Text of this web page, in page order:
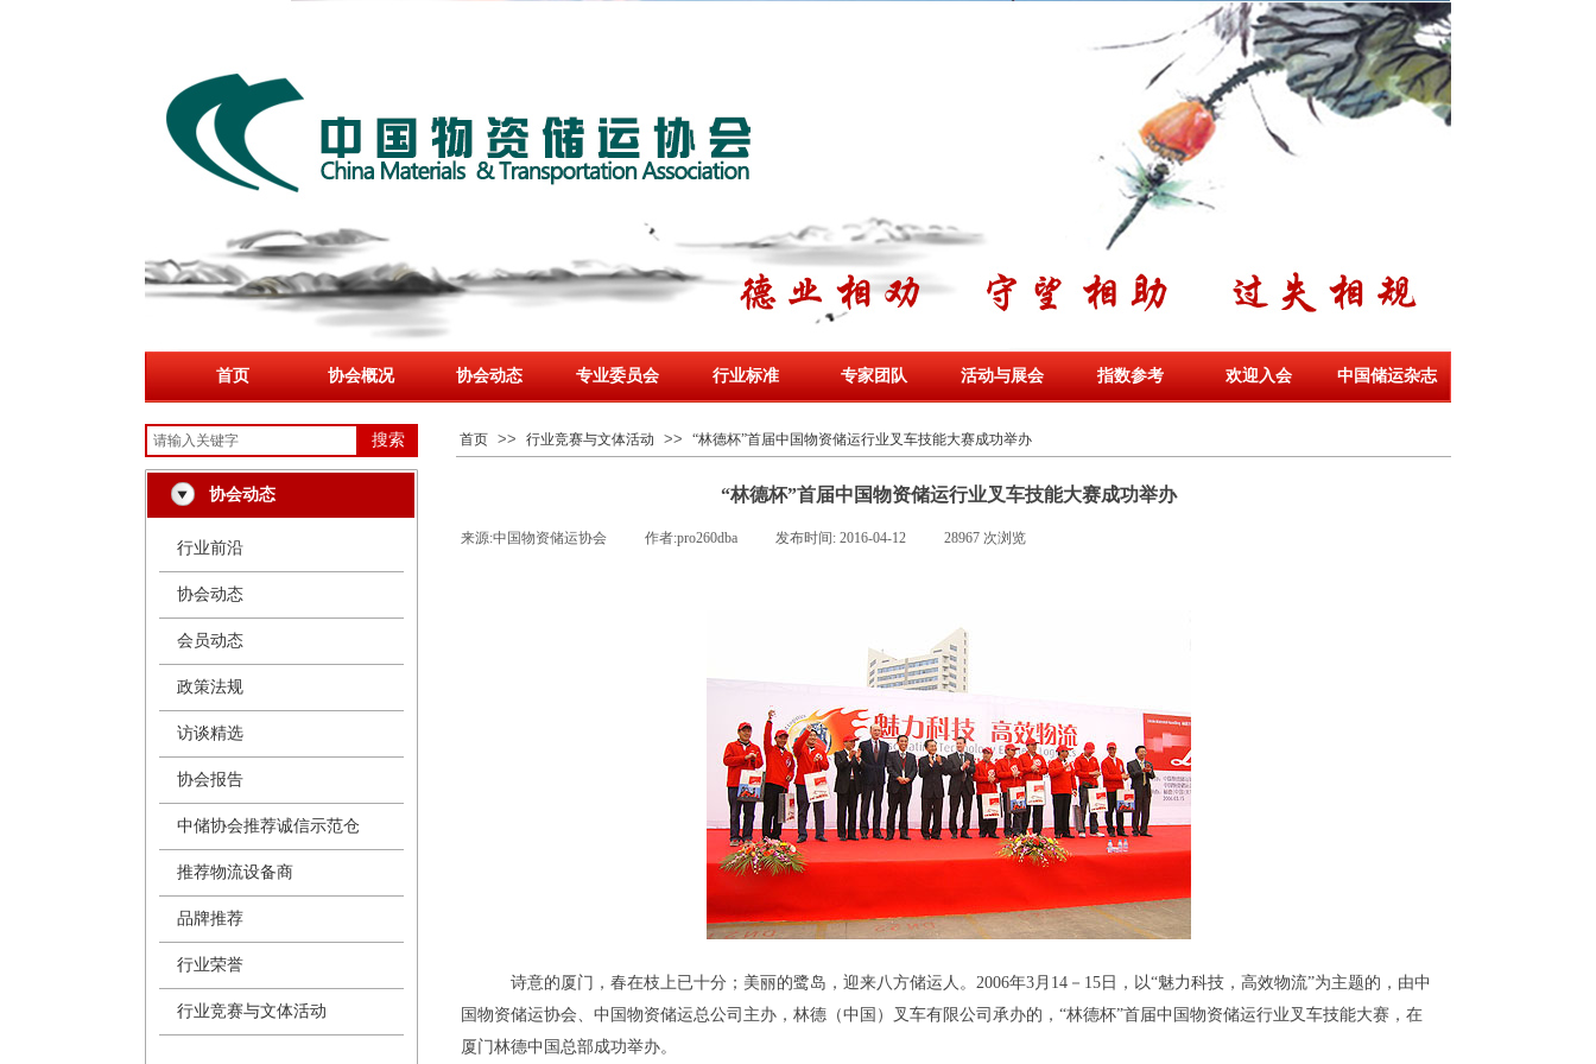
首页 协会概况 协会动态 专业委员会 行业标准 专家团队 活动与展会 指数参考 欢迎入会 中国储运杂志
搜索 首页 >> 行业竞赛与文体活动 >> “林德杯”首届中国物资储运行业叉车技能大赛成功举办
“林德杯”首届中国物资储运行业叉车技能大赛成功举办
来源:中国物资储运协会 作者:pro260dba 发布时间: 2016-04-12 28967 次浏览
诗意的厦门，春在枝上已十分；美丽的鹭岛，迎来八方储运人。 2006年3月 14 － 15 日，以“魅力科技，高效物流”为主题的，由中
国物资储运协会、中国物资储运总公司主办，林德（中国）叉车有限公司承办的，“林德杯”首届中国物资储运行业叉车技能大赛，在
厦门林德中国总部成功举办。
协会动态
行业前沿
协会动态
会员动态
政策法规
访谈精选
协会报告
中储协会推荐诚信示范仓
推荐物流设备商
品牌推荐
行业荣誉
行业竞赛与文体活动